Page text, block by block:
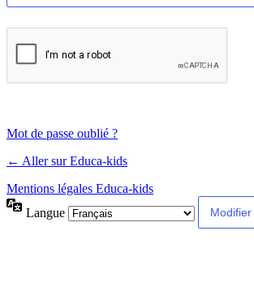
Mot de passe oublié ?
← Aller sur Educa-kids
Mentions légales Educa-kids
Langue